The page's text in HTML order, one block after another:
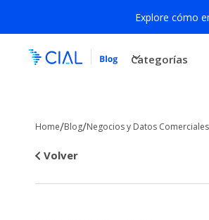
Explore cómo
Categorías
Home/Blog/Negocios y Datos
Volver